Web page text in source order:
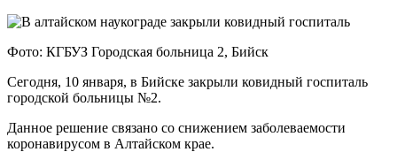
Фото: КГБУЗ Городская больница 2, Бийск
Сегодня, 10 января, в Бийске закрыли ковидный госпиталь
городской больницы №2.
Данное решение связано со снижением заболеваемости
коронавирусом в Алтайском крае.